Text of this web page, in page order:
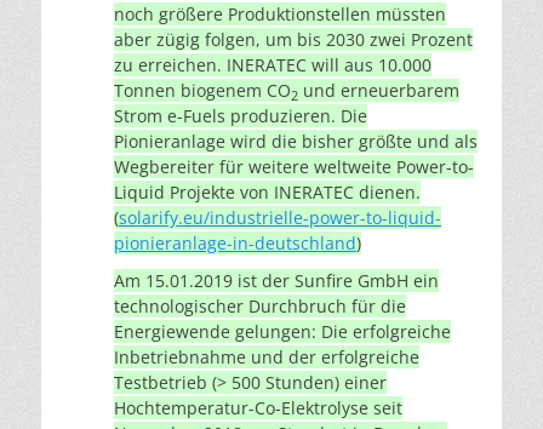
noch größere Produktionstellen müssten
aber zügig folgen, um bis 2030 zwei Prozent
zu erreichen. INERATEC will aus 10.000
Tonnen biogenem CO2 und erneuerbarem
Strom e-Fuels produzieren. Die
Pionieranlage wird die bisher größte und als
Wegbereiter für weitere weltweite Power-to-
Liquid Projekte von INERATEC dienen.
(solarify.eu/industrielle-power-to-liquid-
pionieranlage-in-deutschland)
Am 15.01.2019 ist der Sunfire GmbH ein
technologischer Durchbruch für die
Energiewende gelungen: Die erfolgreiche
Inbetriebnahme und der erfolgreiche
Testbetrieb (> 500 Stunden) einer
Hochtemperatur-Co-Elektrolyse seit